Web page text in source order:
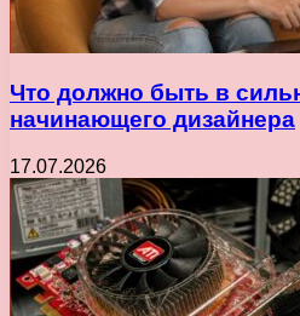
Что должно быть в
начинающего дизайнера
17.07.2026